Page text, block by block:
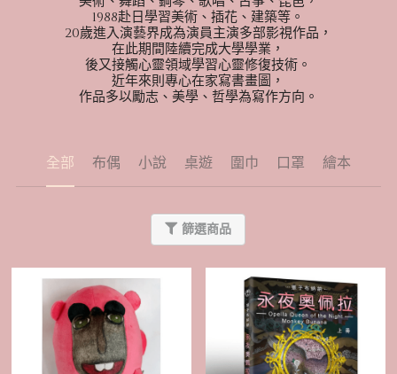
1988赴日學習美術、插花、建築等。
20歲進入演藝界成為演員主演多部影視作品，
在此期間陸續完成大學學業，
後又接觸心靈領域學習心靈修復技術。
近年來則專心在家寫書畫圖，
作品多以勵志、美學、哲學為寫作方向。
全部 布偶 小說 桌遊 圍巾 口罩 繪本
篩選商品